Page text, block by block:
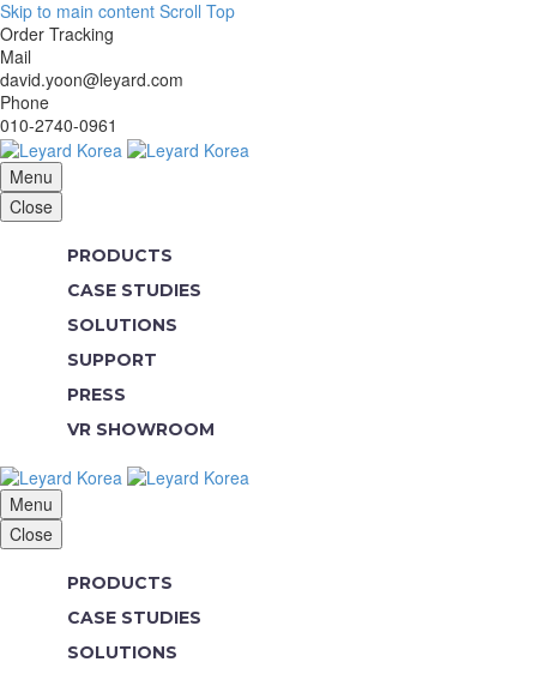
Skip to main content Scroll Top
Order Tracking
Mail
david.yoon@leyard.com
Phone
010-2740-0961
Menu
Close
PRODUCTS
CASE STUDIES
SOLUTIONS
SUPPORT
PRESS
VR SHOWROOM
Menu
Close
PRODUCTS
CASE STUDIES
SOLUTIONS